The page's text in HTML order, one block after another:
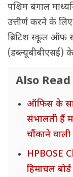
पश्चिम बंगाल
उत्तीर्ण करने के
ब्रिटिश स्कूल ऑफ
(डब्ल्यूबीबीएसई)
Also Read
ऑफिस के
संभालती हैं
चौंकाने वाली
HPBOSE
हिमाचल